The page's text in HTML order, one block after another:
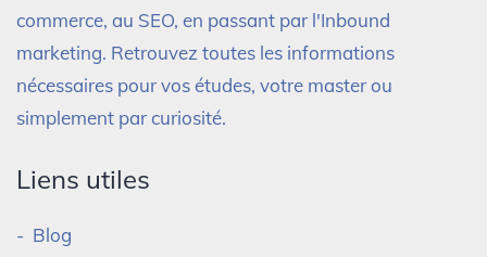
commerce, au SEO, en passant par l'Inbound
marketing. Retrouvez toutes les informations
nécessaires pour vos études, votre master ou
simplement par curiosité.
Liens utiles
Blog